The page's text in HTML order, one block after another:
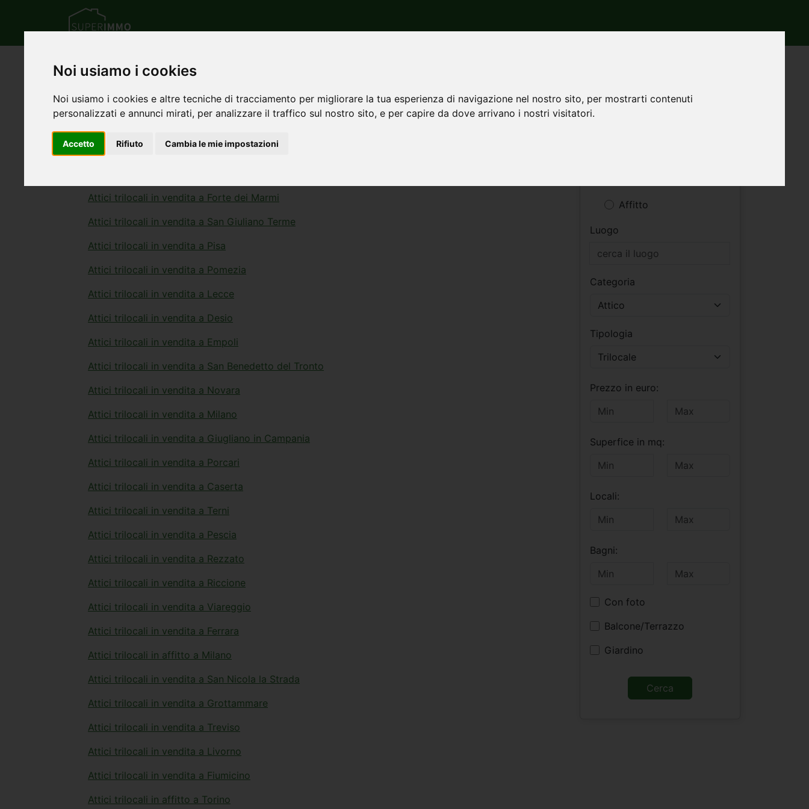
Noi usiamo i cookies
Noi usiamo i cookies e altre tecniche di tracciamento per migliorare la tua esperienza di navigazione nel nostro sito, per mostrarti contenuti
personalizzati e annunci mirati, per analizzare il traffico sul nostro sito, e per capire da dove arrivano i nostri visitatori.
Accetto Rifiuto Cambia le mie impostazioni
Annunci di attici trilocali
Attici trilocali in vendita a Massa
Attici trilocali in vendita a Forte dei Marmi
Attici trilocali in vendita a San Giuliano Terme
Attici trilocali in vendita a Pisa
Attici trilocali in vendita a Pomezia
Attici trilocali in vendita a Lecce
Attici trilocali in vendita a Desio
Attici trilocali in vendita a Empoli
Attici trilocali in vendita a San Benedetto del Tronto
Attici trilocali in vendita a Novara
Attici trilocali in vendita a Milano
Attici trilocali in vendita a Giugliano in Campania
Attici trilocali in vendita a Porcari
Attici trilocali in vendita a Caserta
Attici trilocali in vendita a Terni
Attici trilocali in vendita a Pescia
Attici trilocali in vendita a Rezzato
Attici trilocali in vendita a Riccione
Attici trilocali in vendita a Viareggio
Attici trilocali in vendita a Ferrara
Attici trilocali in affitto a Milano
Attici trilocali in vendita a San Nicola la Strada
Attici trilocali in vendita a Grottammare
Attici trilocali in vendita a Treviso
Attici trilocali in vendita a Livorno
Attici trilocali in vendita a Fiumicino
Attici trilocali in affitto a Torino
Affitto
Luogo
Categoria
Attico
Tipologia
Trilocale
Prezzo in euro:
Superfice in mq:
Locali:
Bagni:
Con foto
Balcone/Terrazzo
Giardino